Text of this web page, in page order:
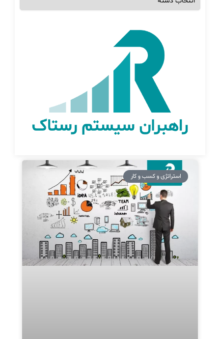
استراتژی و کسب و کار